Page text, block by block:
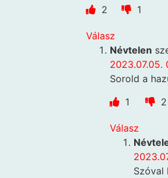
2 1
Válasz
Névtelen
2023.07.05.
Sorold a
1
2
Válasz
Szóval